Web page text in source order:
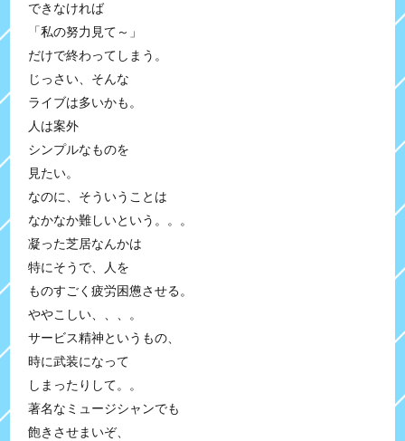
できなければ
「私の努力見て～」
だけで終わってしまう。
じっさい、そんな
ライブは多いかも。
人は案外
シンプルなものを
見たい。
なのに、そういうことは
なかなか難しいという。。。
凝った芝居なんかは
特にそうで、人を
ものすごく疲労困憊させる。
ややこしい、、、。
サービス精神というもの、
時に武装になって
しまったりして。。
著名なミュージシャンでも
飽きさせまいぞ、